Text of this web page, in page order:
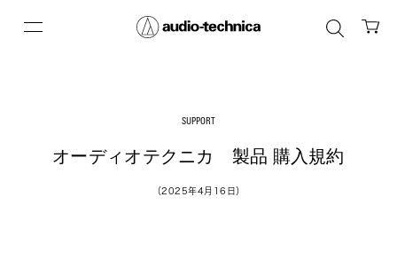
SUPPORT
オーディオテクニカ　製品 購入規約
（2025年4月16日）